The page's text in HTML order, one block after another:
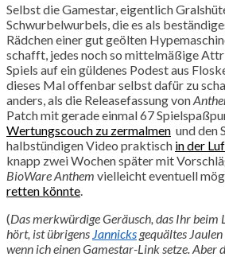
Selbst die Gamestar, eigentlich
Schwurbelwurbels, die es als
Rädchen einer gut geölten
schafft, jedes noch so mittelmäßige
Spiels auf ein güldenes Podest aus
dieses Mal offenbar selbst dafür zu
anders, als die Releasefassung von
Patch mit gerade einmal 67
Wertungscouch zu zermalmen und den
halbstündigen Video praktisch in der
knapp zwei Wochen später mit
BioWare Anthem vielleicht eventuell
retten könnte
(Das merkwürdige Geräusch, das Ihr beim
hört, ist übrigens Jannicks gequältes
wenn ich einen Gamestar-Link setze. Aber